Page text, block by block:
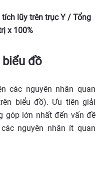
lũy trên trục Y / Tổng
x 100%
đồ
các nguyên nhân quan
biểu đồ). Ưu tiên giải
góp lớn nhất đến vấn đề
nguyên nhân ít quan